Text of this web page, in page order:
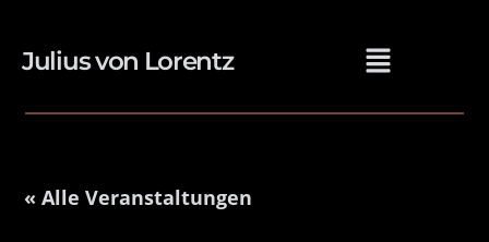
Julius von Lorentz
« Alle Veranstaltungen